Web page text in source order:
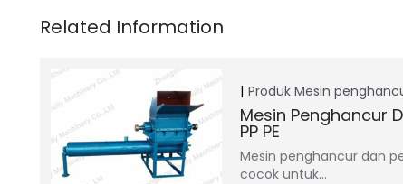
Produk Mesin
Mesin Penghancur
PP PE
Mesin penghancur dan
cocok untuk…